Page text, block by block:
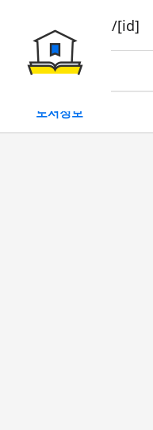
book/rent/[id]
대여
도서정보